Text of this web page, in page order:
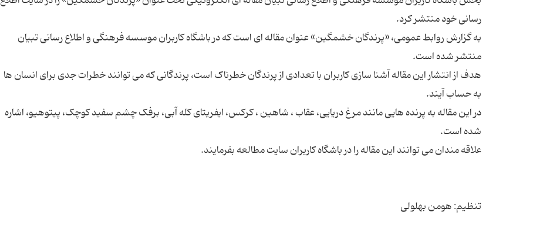
به گزارش روابط عمومی، «پرندگان خشمگین» عنوان مقاله ای است که در باشگاه کاربران موسسه فرهنگی و اطلاع رسانی تبیان
هدف از انتشار این مقاله آشنا سازی کاربران با تعدادی از پرندگان خطرناک است، پرندگانی که می توانند خطرات جدی برای انسان ها
در این مقاله به پرنده هایی مانند مرغ دریایی، عقاب ، شاهین ، کرکس، ایفریتای کله آبی، برفک چشم سفید کوچک، پیتوهیو، اشاره
تنظیم: هومن بهلولی